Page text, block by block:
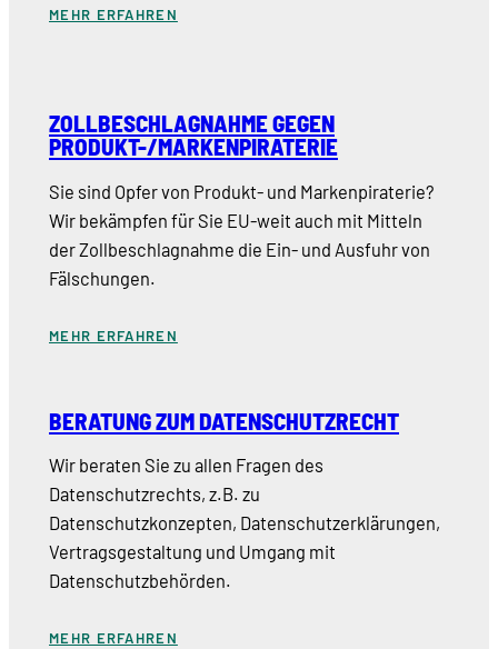
MEHR ERFAHREN
ZOLLBESCHLAGNAHME GEGEN
PRODUKT-/MARKENPIRATERIE
Sie sind Opfer von Produkt- und Markenpiraterie?
Wir bekämpfen für Sie EU-weit auch mit Mitteln
der Zollbeschlagnahme die Ein- und Ausfuhr von
Fälschungen.
MEHR ERFAHREN
BERATUNG ZUM DATENSCHUTZRECHT
Wir beraten Sie zu allen Fragen des
Datenschutzrechts, z.B. zu
Datenschutzkonzepten, Datenschutzerklärungen,
Vertragsgestaltung und Umgang mit
Datenschutzbehörden.
MEHR ERFAHREN